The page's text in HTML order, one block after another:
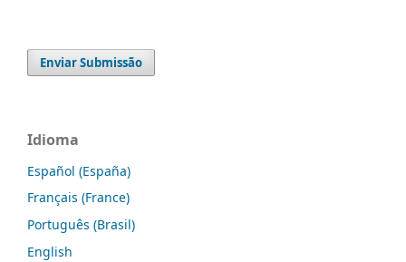
Enviar Submissão
Idioma
Español (España)
Français (France)
Português (Brasil)
English